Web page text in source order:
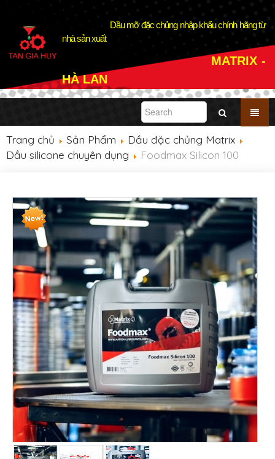
Dầu mỡ đặc chủng nhập khẩu chính hãng từ
nhà sản xuất
MATRIX -
HÀ LAN
Trang chủ Sản Phẩm
Dầu đặc chủng Matrix
Dầu silicone chuyên dụng
Foodmax Silicon 100